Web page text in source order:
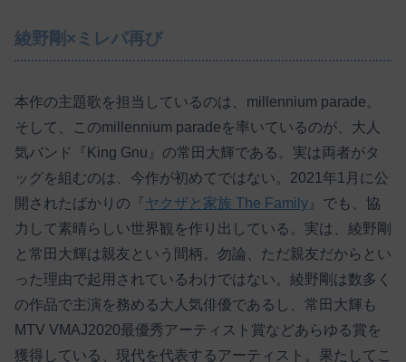
綾野剛×ミレパ再び
本作の主題歌を担当しているのは、millennium parade。
そして、このmillennium paradeを率いているのが、大人
気バンド『King Gnu』の常田大輝である。実は両者がタ
ッグを組むのは、今作が初めてではない。2021年1月に公
開されたばかりの『ヤクザと家族 The Family 』でも、協
力して素晴らしい世界観を作り出している。実は、綾野剛
と常田大輝は親友という間柄。勿論、ただ親友だからとい
った理由で起用されているわけではない。綾野剛は数多く
の作品で主演を務める大人気俳優であるし、常田大輝も
MTV VMAJ2020最優秀アーティスト賞などあらゆる賞を
獲得している、現代を代表するアーティスト。果たしてこ